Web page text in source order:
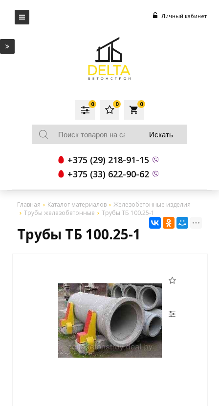
Личный кабинет
local_grocery_store
0
0
0
+375 (29) 218-91-15
+375 (33) 622-90-62
Главная Каталог материалов
Железобетонные изделия
Трубы железобетонные
Трубы ТБ 100.25-1
Трубы ТБ 100.25-1